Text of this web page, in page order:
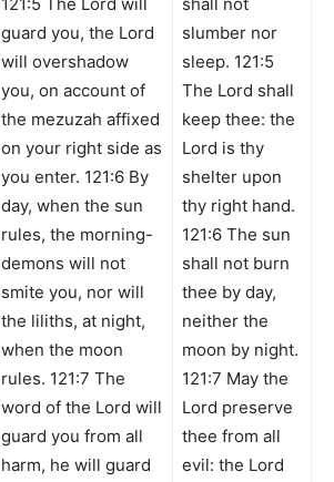
121:5 The Lord will
guard you, the Lord
will overshadow
you, on account of
the mezuzah affixed
on your right side as
you enter. 121:6 By
day, when the sun
rules, the morning-
demons will not
smite you, nor will
the liliths, at night,
when the moon
rules. 121:7 The
word of the Lord will
guard you from all
harm, he will guard
shall not
slumber nor
sleep. 121:5
The Lord shall
keep thee: the
Lord is thy
shelter upon
thy right hand.
121:6 The sun
shall not burn
thee by day,
neither the
moon by night.
121:7 May the
Lord preserve
thee from all
evil: the Lord